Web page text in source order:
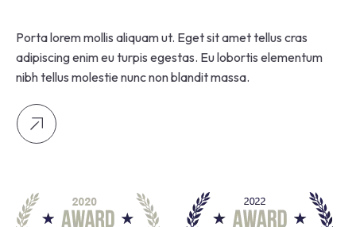
Porta lorem mollis aliquam ut. Eget sit amet tellus cras
adipiscing enim eu turpis egestas. Eu lobortis elementum
nibh tellus molestie nunc non blandit massa.